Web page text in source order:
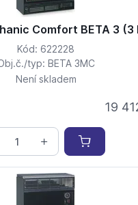
Comfort BETA 3 (3
Kód: 622228
typ: BETA 3MC
Není skladem
19